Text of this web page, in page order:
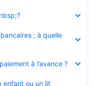
; à quelle
à l’avance ?
enfant ou un lit